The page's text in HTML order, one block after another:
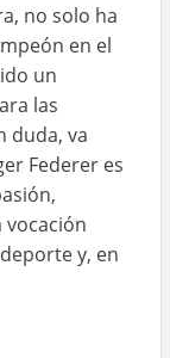
no solo ha
en el
un
las
duda, va
Federer es
y, en